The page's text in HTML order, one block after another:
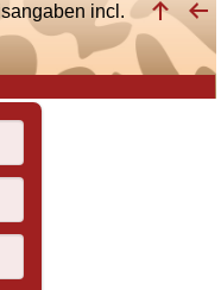
incl.